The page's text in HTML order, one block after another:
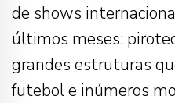
de shows
últimos meses:
grandes estruturas
futebol e inúmeros